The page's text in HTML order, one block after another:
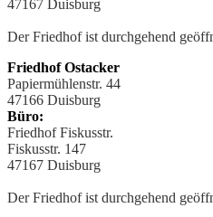
47167 Duisburg
Der Friedhof ist durchgehend
Friedhof Ostacker
Papiermühlenstr. 44
47166 Duisburg
Büro:
Friedhof Fiskusstr.
Fiskusstr. 147
47167 Duisburg
Der Friedhof ist durchgehend